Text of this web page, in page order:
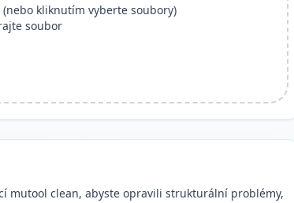
kliknutím vyberte soubory)
soubor
mutool clean, abyste opravili strukturální problémy,